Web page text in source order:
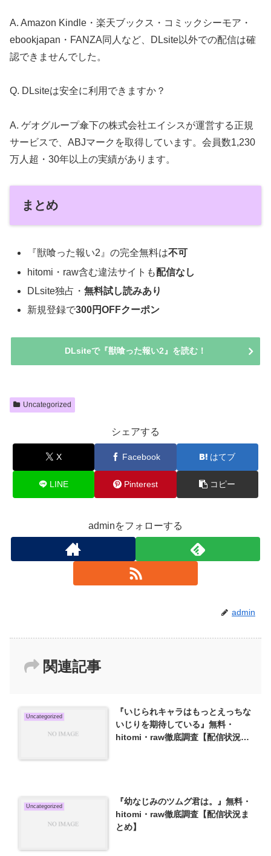
A. Amazon Kindle・楽天ブックス・コミックシーモア・
ebookjapan・FANZA同人など、DLsite以外での配信は確
認できませんでした。
Q. DLsiteは安全に利用できますか？
A. ゲオグループ傘下の株式会社エイシスが運営する正規
サービスで、ABJマークを取得しています。会員数1,230
万人超・30年以上の実績があります。
まとめ
『獣喰った報い2』の完全無料は不可
hitomi・raw含む違法サイトも配信なし
DLsite独占・無料試し読みあり
新規登録で300円OFFクーポン
DLsiteで『獣喰った報い2』を読む！
Uncategorized
シェアする
X Facebook はてブ
LINE Pinterest コピー
adminをフォローする
admin
関連記事
Uncategorized
『いじられキャラはもっとえっちな
いじりを期待している』無料・
hitomi・raw徹底調査【配信状況ま
Uncategorized
『幼なじみのツムグ君は。』無料・
hitomi・raw徹底調査【配信状況ま
とめ】